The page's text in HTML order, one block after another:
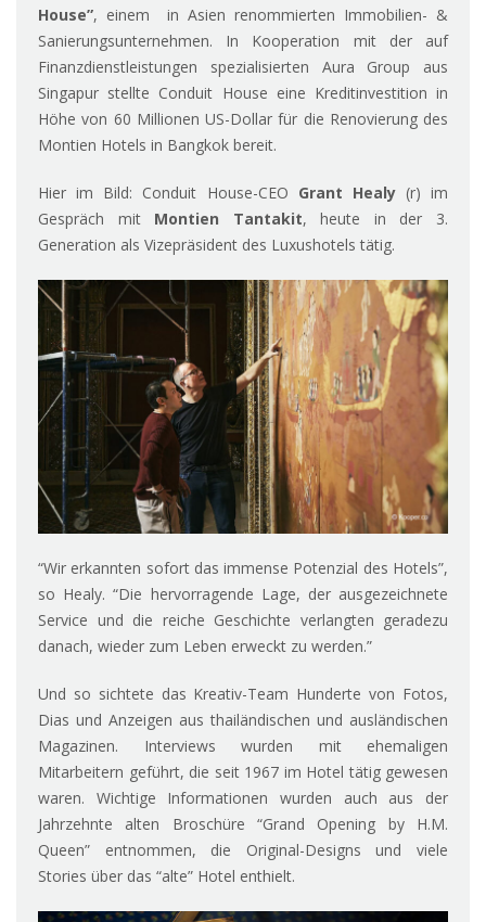
House”, einem in Asien renommierten Immobilien- &
Sanierungsunternehmen. In Kooperation mit der auf
Finanzdienstleistungen spezialisierten Aura Group aus
Singapur stellte Conduit House eine Kreditinvestition in
Höhe von 60 Millionen US-Dollar für die Renovierung des
Montien Hotels in Bangkok bereit.
Hier im Bild: Conduit House-CEO Grant Healy(r) im
Gespräch mitMontien Tantakit, heute in der 3.
Generation als Vizepräsident des Luxushotels tätig.
“Wir erkannten sofort das immense Potenzial des Hotels”,
so Healy. “Die hervorragende Lage, der ausgezeichnete
Service und die reiche Geschichte verlangten geradezu
danach, wieder zum Leben erweckt zu werden.”
Und so sichtete das Kreativ-Team Hunderte von Fotos,
Dias und Anzeigen aus thailändischen und ausländischen
Magazinen. Interviews wurden mit ehemaligen
Mitarbeitern geführt, die seit 1967 im Hotel tätig gewesen
waren. Wichtige Informationen wurden auch aus der
Jahrzehnte alten Broschüre “Grand Opening by H.M.
Queen” entnommen, die Original-Designs und viele
Stories über das “alte” Hotel enthielt.